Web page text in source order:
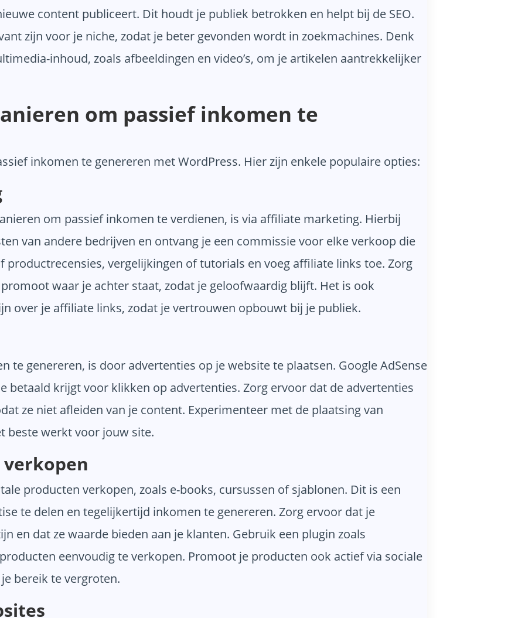
content publiceert. Dit houdt je publiek betrokken en helpt bij de SEO.
zijn voor je niche, zodat je beter gevonden wordt in zoekmachines. Denk
inhoud, zoals afbeeldingen en video’s, om je artikelen aantrekkelijker
om passief inkomen te
inkomen te genereren met WordPress. Hier zijn enkele populaire opties:
om passief inkomen te verdienen, is via affiliate marketing. Hierbij
van andere bedrijven en ontvang je een commissie voor elke verkoop die
productrecensies, vergelijkingen of tutorials en voeg affiliate links toe. Zorg
waar je achter staat, zodat je geloofwaardig blijft. Het is ook
over je affiliate links, zodat je vertrouwen opbouwt bij je publiek.
te genereren, is door advertenties op je website te plaatsen. Google AdSense
betaald krijgt voor klikken op advertenties. Zorg ervoor dat de advertenties
ze niet afleiden van je content. Experimenteer met de plaatsing van
beste werkt voor jouw site.
producten verkopen, zoals e-books, cursussen of sjablonen. Dit is een
te delen en tegelijkertijd inkomen te genereren. Zorg ervoor dat je
en dat ze waarde bieden aan je klanten. Gebruik een plugin zoals
eenvoudig te verkopen. Promoot je producten ook actief via sociale
bereik te vergroten.